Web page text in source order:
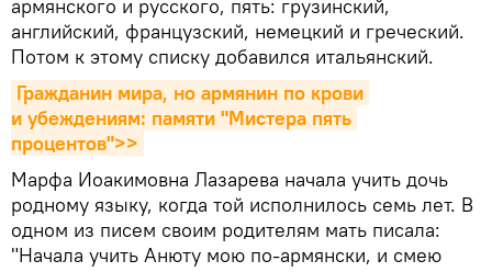
армянского и русского, пять: грузинский,
английский, французский, немецкий и греческий.
Потом к этому списку добавился итальянский.
Гражданин мира, но армянин по крови
и убеждениям: памяти "Мистера пять
процентов">>
Марфа Иоакимовна Лазарева начала учить дочь
родному языку, когда той исполнилось семь лет. В
одном из писем своим родителям мать писала:
"Начала учить Анюту мою по-армянски, и смею